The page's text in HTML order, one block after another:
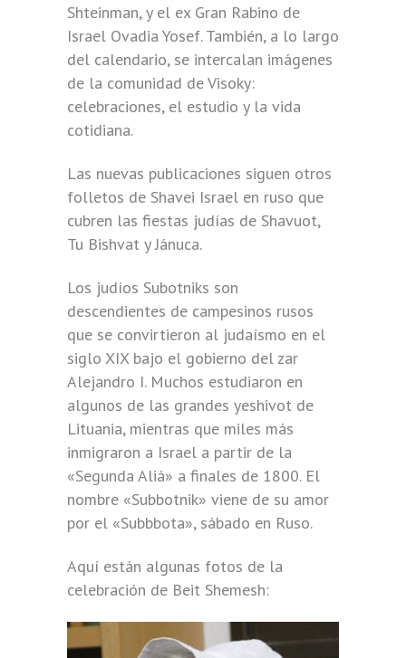
Shteinman, y el ex Gran Rabino de
Israel Ovadia Yosef. También, a lo largo
del calendario, se intercalan imágenes
de la comunidad de Visoky:
celebraciones, el estudio y la vida
cotidiana.
Las nuevas publicaciones siguen otros
folletos de Shavei Israel en ruso que
cubren las fiestas judías de Shavuot,
Tu Bishvat y Jánuca.
Los judíos Subotniks son
descendientes de campesinos rusos
que se convirtieron al judaísmo en el
siglo XIX bajo el gobierno del zar
Alejandro I. Muchos estudiaron en
algunos de las grandes yeshivot de
Lituania, mientras que miles más
inmigraron a Israel a partir de la
«Segunda Aliá» a finales de 1800. El
nombre «Subbotnik» viene de su amor
por el «Subbbota», sábado en Ruso.
Aquí están algunas fotos de la
celebración de Beit Shemesh: